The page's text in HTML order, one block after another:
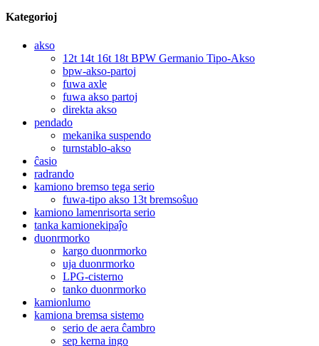
Kategorioj
akso
12t 14t 16t 18t BPW Germanio Tipo-Akso
bpw-akso-partoj
fuwa axle
fuwa akso partoj
direkta akso
pendado
mekanika suspendo
turnstablo-akso
ĉasio
radrando
kamiono bremso tega serio
fuwa-tipo akso 13t bremsoŝuo
kamiono lamenrisorta serio
tanka kamionekipaĵo
duonrmorko
kargo duonrmorko
uja duonrmorko
LPG-cisterno
tanko duonrmorko
kamionlumo
kamiona bremsa sistemo
serio de aera ĉambro
sep kerna ingo